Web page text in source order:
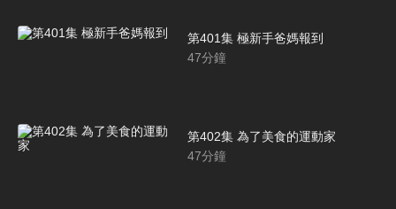
第401集 極新手爸媽報到
47分鐘
第402集 為了美食的運動家
47分鐘